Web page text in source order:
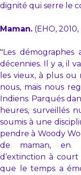
dignité qui serre le
Maman. (EHO,
"Les
décennies. Il y a, il
les vieux, à plus ou
nous, mais nous
Indiens. Parqués
heures, surveillés
soumis à une
pendre à Woody
de maman, en
d’extinction à
que le temps a